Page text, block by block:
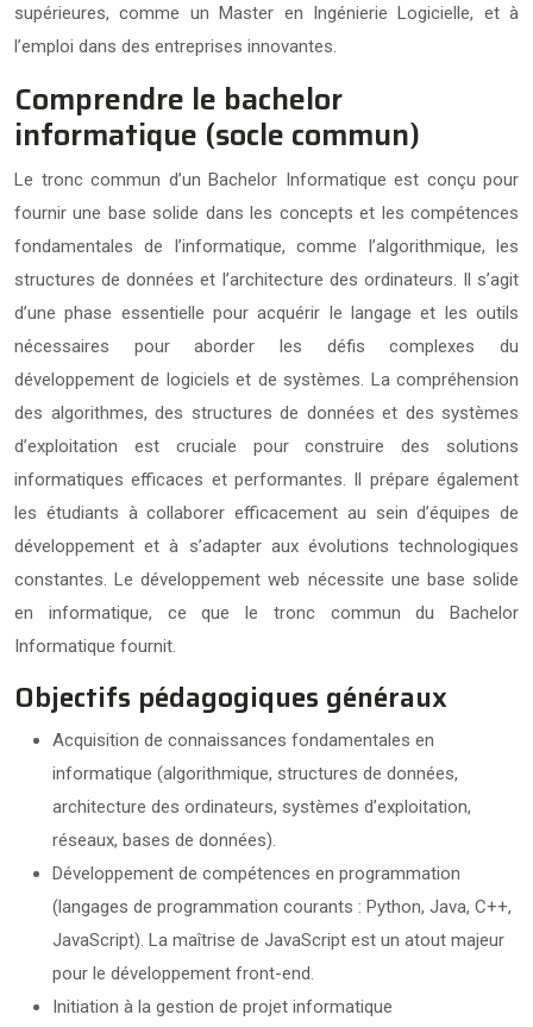
supérieures, comme un Master en Ingénierie Logicielle, et à
l’emploi dans des entreprises innovantes.
Comprendre le bachelor
informatique (socle commun)
Le tronc commun d’un Bachelor Informatique est conçu pour
fournir une base solide dans les concepts et les compétences
fondamentales de l’informatique, comme l’algorithmique, les
structures de données et l’architecture des ordinateurs. Il s’agit
d’une phase essentielle pour acquérir le langage et les outils
nécessaires pour aborder les défis complexes du
développement de logiciels et de systèmes. La compréhension
des algorithmes, des structures de données et des systèmes
d’exploitation est cruciale pour construire des solutions
informatiques efficaces et performantes. Il prépare également
les étudiants à collaborer efficacement au sein d’équipes de
développement et à s’adapter aux évolutions technologiques
constantes. Le développement web nécessite une base solide
en informatique, ce que le tronc commun du Bachelor
Informatique fournit.
Objectifs pédagogiques généraux
Acquisition de connaissances fondamentales en
informatique (algorithmique, structures de données,
architecture des ordinateurs, systèmes d’exploitation,
réseaux, bases de données).
Développement de compétences en programmation
(langages de programmation courants : Python, Java, C++,
JavaScript). La maîtrise de JavaScript est un atout majeur
pour le développement front-end.
Initiation à la gestion de projet informatique